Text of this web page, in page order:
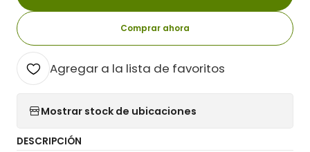
Comprar ahora
Agregar a la lista de favoritos
Mostrar stock de ubicaciones
DESCRIPCIÓN